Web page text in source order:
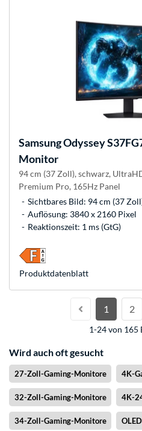
SamsungOdyssey
Monitor
94 cm (37 Zoll), schwarz,
Premium Pro, 165Hz Panel
Sichtbares Bild: 94 cm (37
Auflösung: 3840 x 2160 Pixel
Reaktionszeit: 1 ms (GtG)
Produkt­datenblatt
1 2
1-24 von 165
Wird auch oft gesucht
27-Zoll-Gaming-Monitore 4K-
32-Zoll-Gaming-Monitore 4K-
34-Zoll-Gaming-Monitore